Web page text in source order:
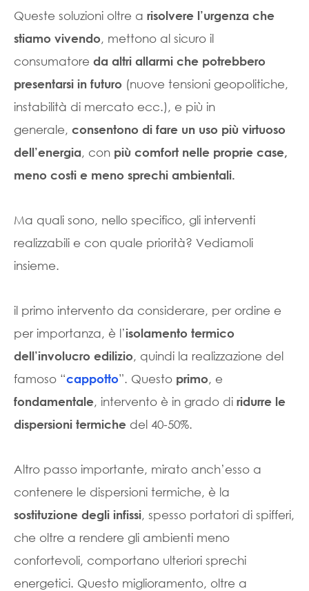
Queste soluzioni oltre a risolvere l’urgenza che
stiamo vivendo, mettono al sicuro il
consumatore da altri allarmi che potrebbero
presentarsi in futuro (nuove tensioni geopolitiche,
instabilità di mercato ecc.), e più in
generale, consentono di fare un uso più virtuoso
dell’energia, con più comfort nelle proprie case,
meno costi e meno sprechi ambientali.
Ma quali sono, nello specifico, gli interventi
realizzabili e con quale priorità? Vediamoli
insieme.
il primo intervento da considerare, per ordine e
per importanza, è l’isolamento termico
dell’involucro edilizio, quindi la realizzazione del
famoso “cappotto”. Questo primo, e
fondamentale, intervento è in grado di ridurre le
dispersioni termiche del 40-50%.
Altro passo importante, mirato anch’esso a
contenere le dispersioni termiche, è la
sostituzione degli infissi, spesso portatori di spifferi,
che oltre a rendere gli ambienti meno
confortevoli, comportano ulteriori sprechi
energetici. Questo miglioramento, oltre a